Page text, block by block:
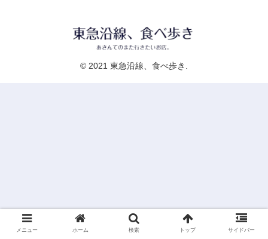
© 2021 東急沿線、食べ歩き.
メニュー ホーム 検索 トップ サイドバー